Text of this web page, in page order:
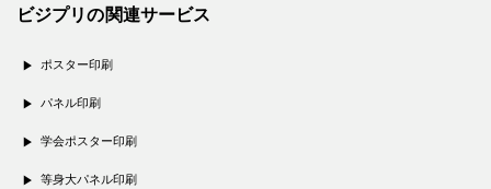
ビジプリの関連サービス
ポスター印刷
パネル印刷
学会ポスター印刷
等身大パネル印刷